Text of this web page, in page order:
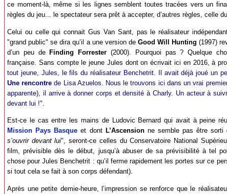
ce moment-là, même si les lignes semblent toutes tracées vers un
règles du jeu... le spectateur sera prêt à accepter, d’autres règles, celle
Celui ou celle qui connait Gus Van Sant, pas le réalisateur
"grand public" se dira qu’il a une version de Good Will Hunting (1997)
d’un peu de Finding Forrester (2000). Pourquoi pas ? Quelque
française. Sans compte le jeune Jules dont on écrivait ici en 2016, à
tout jeune, Jules, le fils du réalisateur Benchetrit. Il avait déjà joué un
Une rencontre de Lisa Azuelos. Nous le trouvons ici dans un vrai
apparente), il arrive à donner corps et densité à Charly. Un acteur à
devant lui !".
Est-ce le cas entre les mains de Ludovic Bernard qui avait à peine
Mission Pays Basque et dont L’Ascensionne semble pas être sorti
s’ouvrir devant lui", seront-ce celles du Conservatoire National
film, prévisible dès le début, jusqu’à abuser de sa prévisibilité à tel
chose pour Jules Benchetrit : qu’il ferme rapidement les portes sur ce
si tout cela se fait à son corps défendant).
Après une petite demie-heure, l’impression se renforce que le